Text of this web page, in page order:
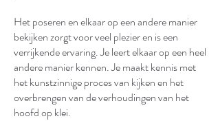
Het poseren en elkaar op een andere manier
bekijken zorgt voor veel plezier en is een
verrijkende ervaring. Je leert elkaar op een heel
andere manier kennen. Je maakt kennis met
het kunstzinnige proces van kijken en het
overbrengen van de verhoudingen van het
hoofd op klei.